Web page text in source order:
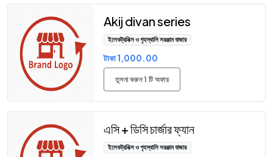
Akij divan series
ইলেকট্রনিক্স ও গৃহস্থালি সরঞ্জাম বাজার
টাকা 1,000.00
তুলনা করুন 1 টি অফার
এসি + ডিসি চার্জার ফ্যান
ইলেকট্রনিক্স ও গৃহস্থালি সরঞ্জাম বাজার